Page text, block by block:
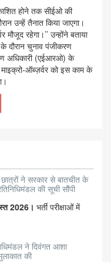
होने तक सीईओ की
उन्हें तैनात किया जाएगा।
रहेगा।’’ उन्होंने बताया
के दौरान चुनाव पंजीकरण
अधिकारी (एईआरओ) के
ऑब्ज़र्वर को इस काम के
ने सरकार से बातचीत के
की सूची सौंपी
2026। भर्ती परीक्षाओं में
ने दिवंगत आशा
की